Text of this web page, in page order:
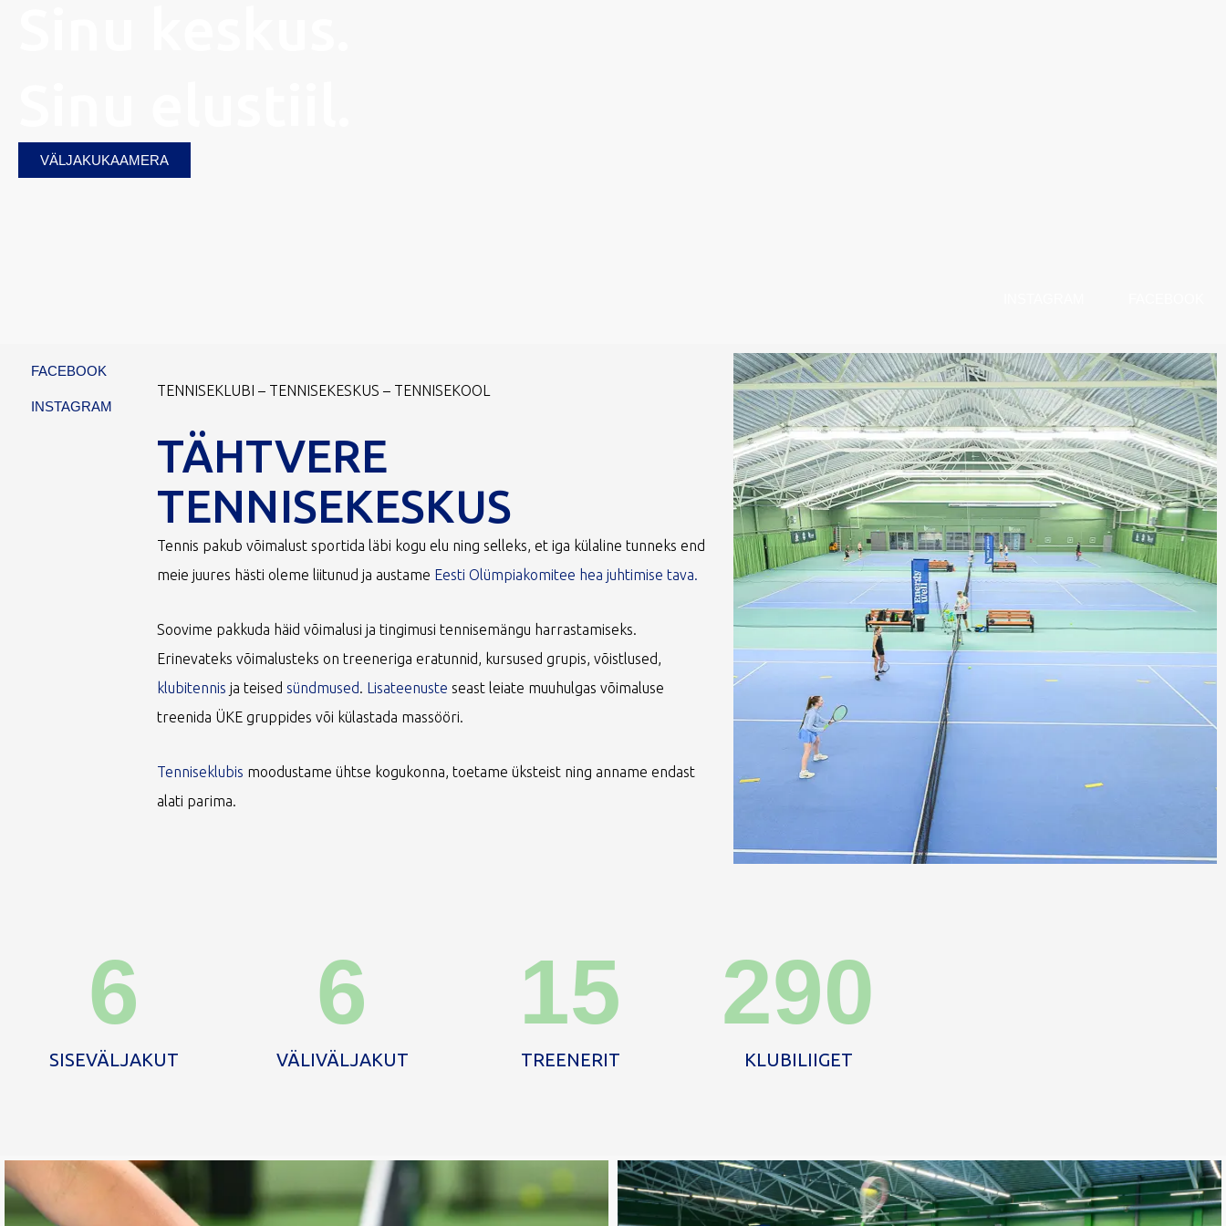
VÄLJAKUKAAMERA
INSTAGRAM
FACEBOOK
TENNISEKLUBI – TENNISEKESKUS – TENNISEKOOL
TÄHTVERE
TENNISEKESKUS
Tennis pakub võimalust sportida läbi kogu elu ning selleks, et iga külaline tunneks end
meie juures hästi oleme liitunud ja austame Eesti Olümpiakomitee hea juhtimise tava.
Soovime pakkuda häid võimalusi ja tingimusi tennisemängu harrastamiseks.
Erinevateks võimalusteks on treeneriga eratunnid, kursused grupis, võistlused,
klubitennis ja teised sündmused. Lisateenuste seast leiate muuhulgas võimaluse
treenida ÜKE gruppides või külastada massööri.
Tenniseklubis moodustame ühtse kogukonna, toetame üksteist ning anname endast
alati parima.
SISEVÄLJAKUT
6
VÄLIVÄLJAKUT
6
TREENERIT
15
KLUBILIIGET
290